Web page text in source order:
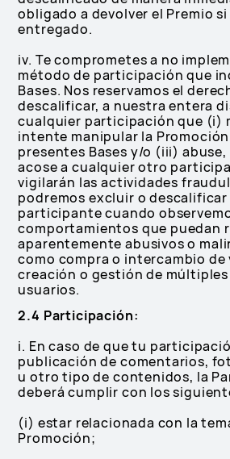
obligado a devolver el Premio
entregado.
iv. Te comprometes a no
método de participación que
Bases. Nos reservamos el
descalificar, a nuestra entera
cualquier participación que (i)
intente manipular la
presentes Bases y/o (iii) abuse,
acose a cualquier otro
vigilarán las actividades
podremos excluir o descalificar
participante cuando
comportamientos que puedan
aparentemente abusivos o
como compra o intercambio de
creación o gestión de
usuarios.
2.4 Participación:
i. En caso de que tu
publicación de comentarios,
u otro tipo de contenidos, la
deberá cumplir con los
(i) estar relacionada con la
Promoción;